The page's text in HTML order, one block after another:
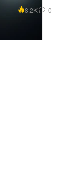
8.2K 0